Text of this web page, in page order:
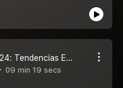
IA y Marketing en 2024: Tendencias Emergentes que cambiarán todo
09 min 19 secs